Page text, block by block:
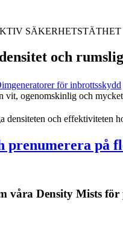
SÄKERHETSTÄTHET
och
för inbrottsskydd
vit, ogenomskinlig och
densiteten och effektiviteten
prenumerera på
våra Density Mists